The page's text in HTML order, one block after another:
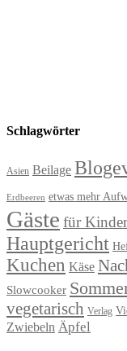
Schlagwörter
Asien Beilage
Erdbeeren etwas mehr
Gäste für Kinder
Hauptgericht
Kuchen Käse
Slowcooker
vegetarisch Verlag
Zwiebeln Äpfel